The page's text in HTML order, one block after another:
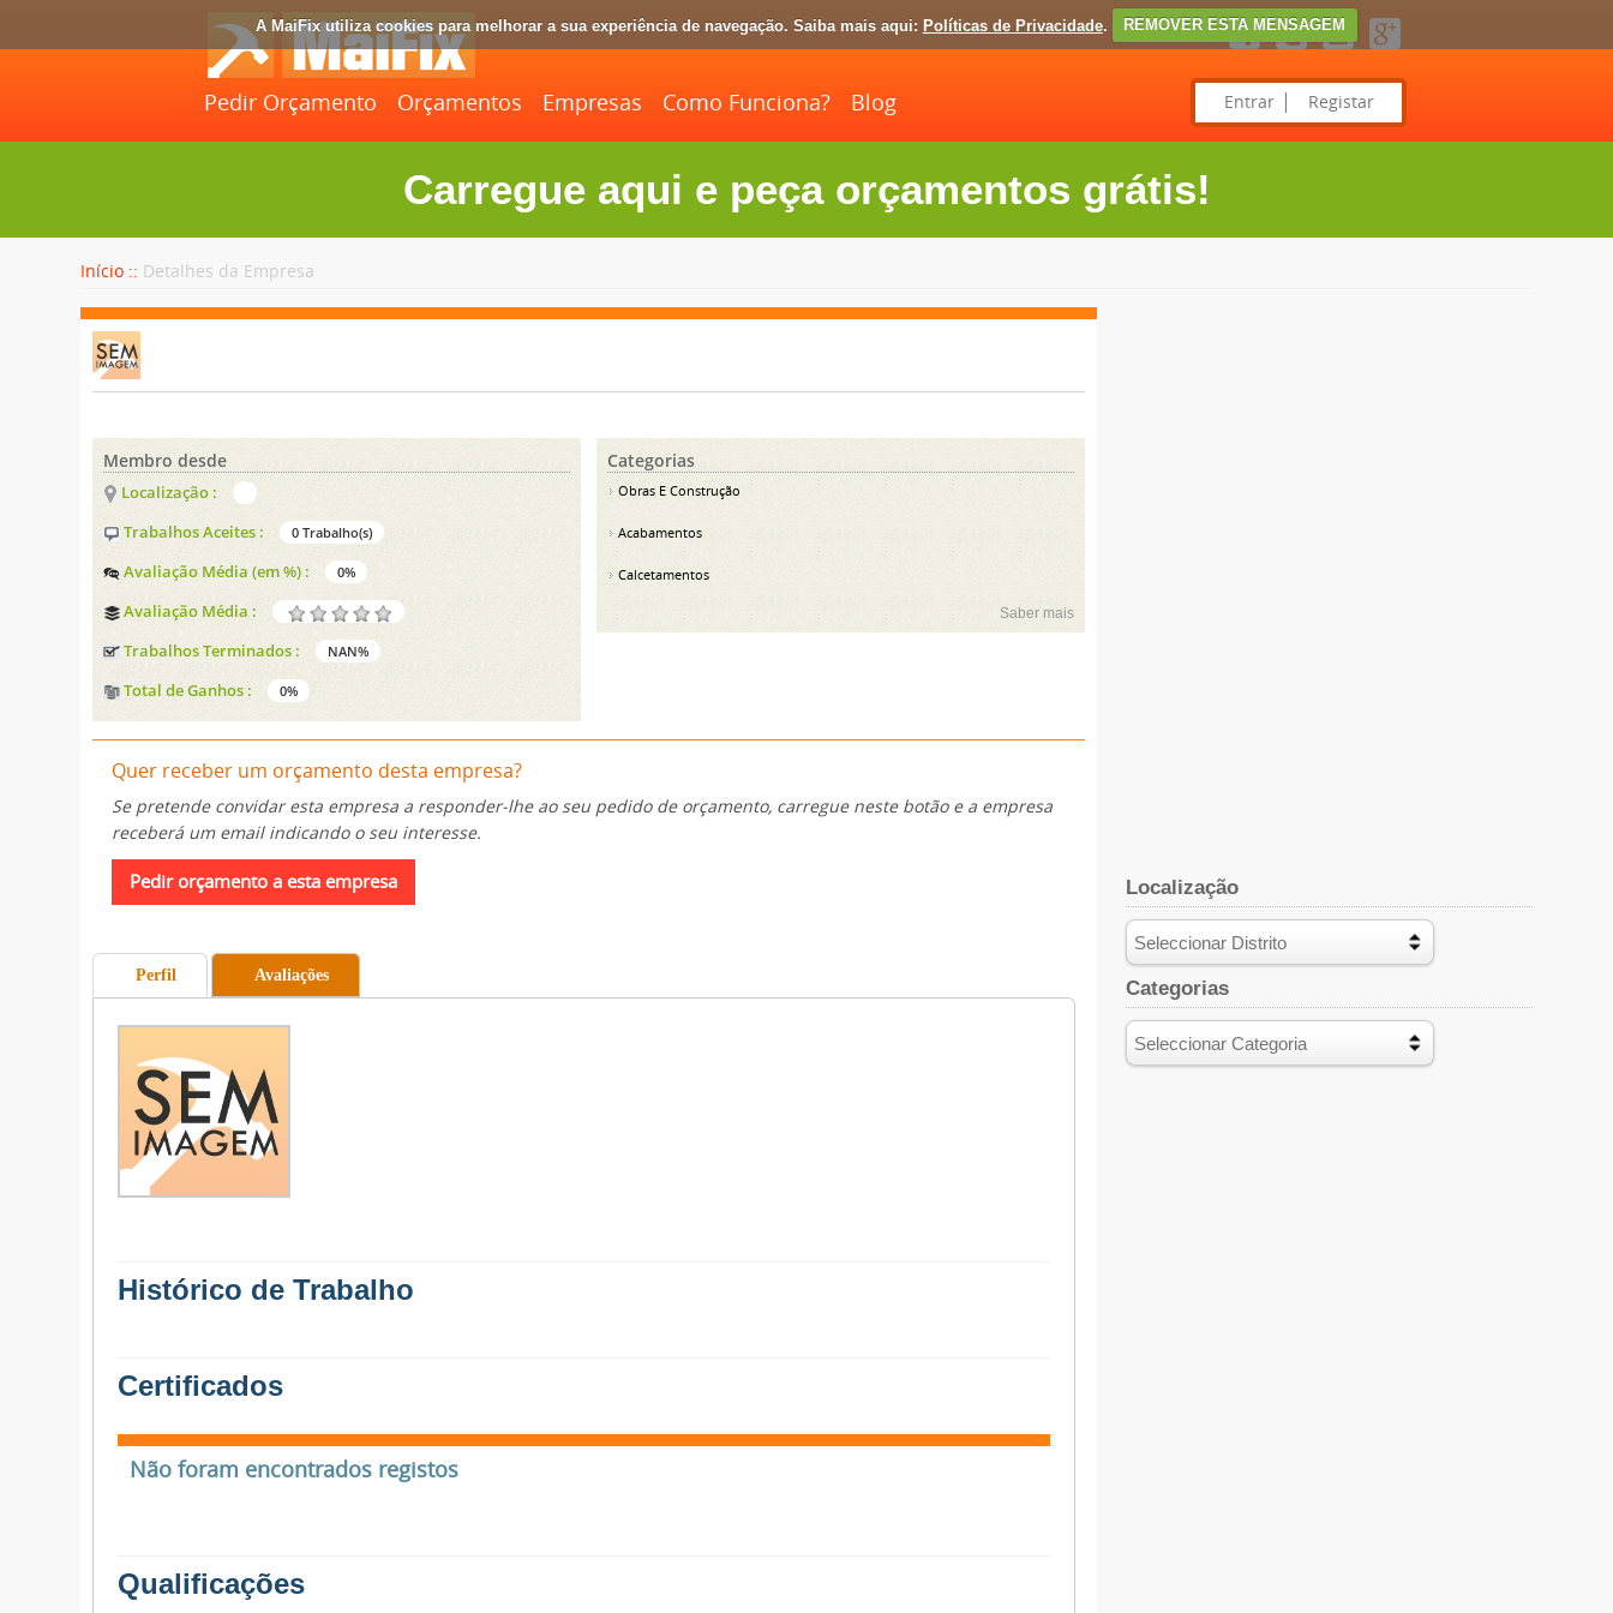
A MaiFix utiliza cookies para melhorar a sua experiência de navegação. Saiba mais aqui: Políticas de Privacidade. REMOVER ESTA MENSAGEM
Pedir Orçamento Orçamentos Empresas Como Funciona? Blog Entrar Registar
Carregue aqui e peça orçamentos grátis!
Início :: Detalhes da Empresa
Membro desde
Localização :
Trabalhos Aceites :
0 Trabalho(s)
Avaliação Média (em %) : 0%
Avaliação Média :
Trabalhos Terminados :
NAN%
Total de Ganhos : 0%
Categorias
Obras E Construção
Acabamentos
Calcetamentos
Saber mais
Quer receber um orçamento desta empresa?
Se pretende convidar esta empresa a responder-lhe ao seu pedido de orçamento, carregue neste botão e a empresa
receberá um email indicando o seu interesse.
Perfil Avaliações
Histórico de Trabalho
Certificados
Não foram encontrados registos
Qualificações
Localização
Categorias